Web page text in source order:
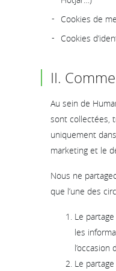
Cookies de
Cookies
II.
Au sein de
sont collectées,
uniquement
marketing et le
Nous ne
que l’une des
Le
les
Le